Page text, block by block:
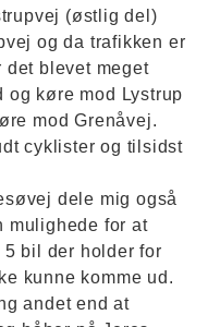
(østlig del)
og da trafikken er
det blevet meget
og køre mod Lystrup
mod Grenåvej.
cyklister og tilsidst
dele mig også
mulighede for at
bil der holder for
kunne komme ud.
andet end at